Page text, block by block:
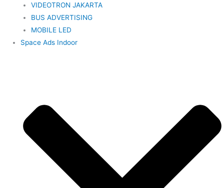
VIDEOTRON JAKARTA
BUS ADVERTISING
MOBILE LED
Space Ads Indoor